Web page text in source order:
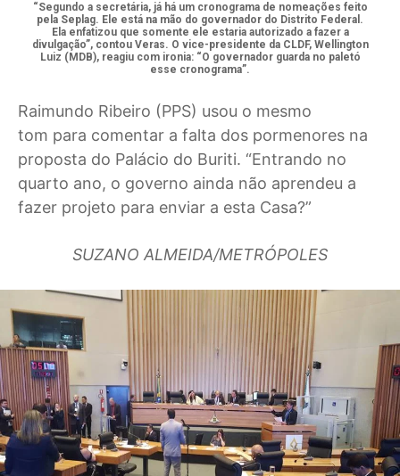
“Segundo a secretária, já há um cronograma de nomeações feito
pela Seplag. Ele está na mão do governador do Distrito Federal.
Ela enfatizou que somente ele estaria autorizado a fazer a
divulgação”, contou Veras. O vice-presidente da CLDF, Wellington
Luiz (MDB), reagiu com ironia: “O governador guarda no paletó
esse cronograma”.
Raimundo Ribeiro (PPS) usou o mesmo
tom para comentar a falta dos pormenores na
proposta do Palácio do Buriti. “Entrando no
quarto ano, o governo ainda não aprendeu a
fazer projeto para enviar a esta Casa?”
SUZANO ALMEIDA/METRÓPOLES